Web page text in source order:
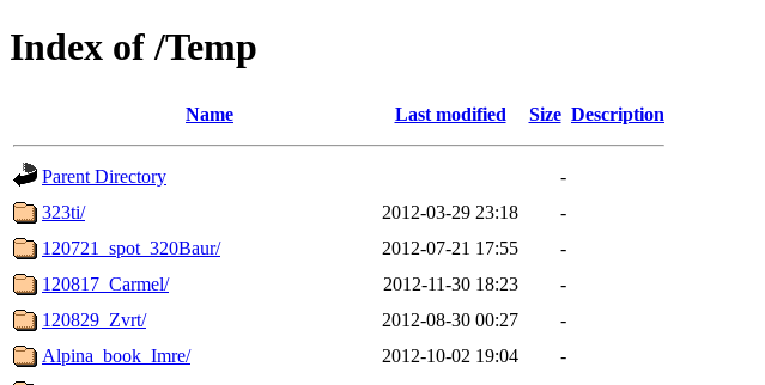
Index of /Temp
Name Last modified Size Description
Parent Directory
-
323ti/
2012-03-29 23:18
-
120721_spot_320Baur/
2012-07-21 17:55
-
120817_Carmel/
2012-11-30 18:23
-
120829_Zvrt/
2012-08-30 00:27
-
Alpina_book_Imre/
2012-10-02 19:04
-